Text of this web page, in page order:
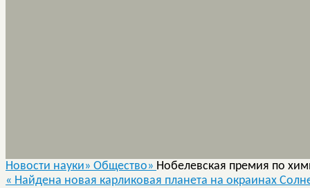
Новости науки» Общество» Нобелевская премия по
« Найдена новая карликовая планета на окраинах